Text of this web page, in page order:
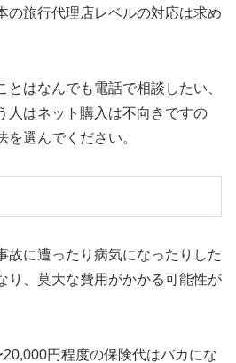
の旅行代理店レベルの対応は求め
とはなんでも電話で相談したい、
人はネット購入は不向きですの
選んでください。
故に遭ったり病気になったりした
り、莫大な費用がかかる可能性が
円程度の保険代はバカにな